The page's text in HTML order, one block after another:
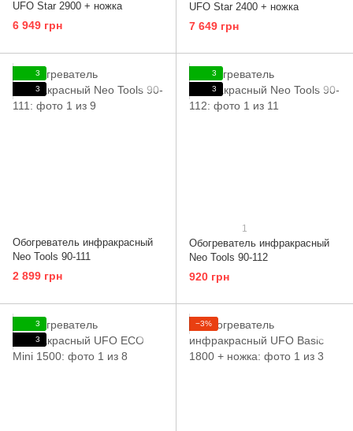
UFO Star 2900 + ножка
6 949 грн
UFO Star 2400 + ножка
7 649 грн
3
3
Обогреватель инфракрасный
Neo Tools 90-111
2 899 грн
3
3
1
Обогреватель инфракрасный
Neo Tools 90-112
920 грн
3
3
−3%